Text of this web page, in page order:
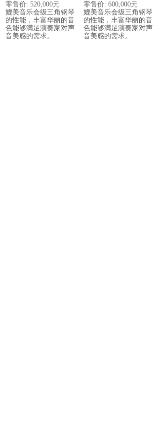
零售价: 520,000元
媲美音乐会级三角钢琴
的性能，丰富华丽的音
色能够满足演奏家对声
音美感的需求。
零售价: 600,000元
媲美音乐会级三角钢琴
的性能，丰富华丽的音
色能够满足演奏家对声
音美感的需求。